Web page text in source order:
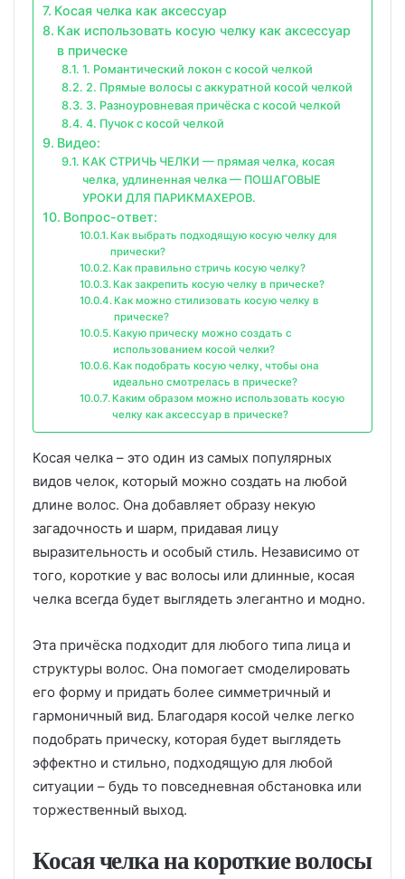
Косая челка как аксессуар
Как использовать косую челку как аксессуар
в прическе
1. Романтический локон с косой челкой
2. Прямые волосы с аккуратной косой челкой
3. Разноуровневая причёска с косой челкой
4. Пучок с косой челкой
Видео:
КАК СТРИЧЬ ЧЕЛКИ — прямая челка, косая
челка, удлиненная челка — ПОШАГОВЫЕ
УРОКИ ДЛЯ ПАРИКМАХЕРОВ.
Вопрос-ответ:
Как выбрать подходящую косую челку для
прически?
Как правильно стричь косую челку?
Как закрепить косую челку в прическе?
Как можно стилизовать косую челку в
прическе?
Какую прическу можно создать с
использованием косой челки?
Как подобрать косую челку, чтобы она
идеально смотрелась в прическе?
Каким образом можно использовать косую
челку как аксессуар в прическе?
Косая челка – это один из самых популярных
видов челок, который можно создать на любой
длине волос. Она добавляет образу некую
загадочность и шарм, придавая лицу
выразительность и особый стиль. Независимо от
того, короткие у вас волосы или длинные, косая
челка всегда будет выглядеть элегантно и модно.
Эта причёска подходит для любого типа лица и
структуры волос. Она помогает смоделировать
его форму и придать более симметричный и
гармоничный вид. Благодаря косой челке легко
подобрать прическу, которая будет выглядеть
эффектно и стильно, подходящую для любой
ситуации – будь то повседневная обстановка или
торжественный выход.
Косая челка на короткие волосы